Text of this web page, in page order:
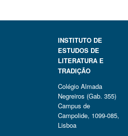
INSTITUTO DE
ESTUDOS DE
LITERATURA E
TRADIÇÃO
Colégio Almada
Negreiros (Gab. 355)
Campus de
Campolide, 1099-085,
Lisboa